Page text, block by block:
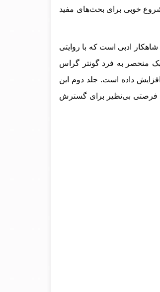
خوبی برای بحث‌های مفید
ادبی است که با روایتی
منحصر به فرد گونتر گراس
داده است. جلد دوم این
فرصتی بی‌نظیر برای گسترش